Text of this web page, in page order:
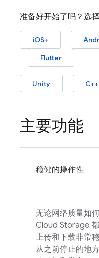
准备好开始了吗？选
iOS+
Flutter
Unity C++
主要功能
稳健的操作性
无论网络质量如何
Cloud Storage
上传和下载非常
从之前停止的地